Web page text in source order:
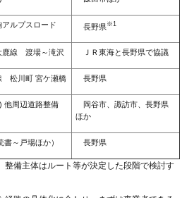
ルプスロード 長野県※1
鹿線 渡場～滝沢 ＪＲ東海と長野県で協議
松川町 宮ケ瀬橋 長野県
他周辺道路整備
岡谷市、諏訪市、長野県
ほか
～戸場ほか） 長野県
主体はルート等が決定した段階で検討す